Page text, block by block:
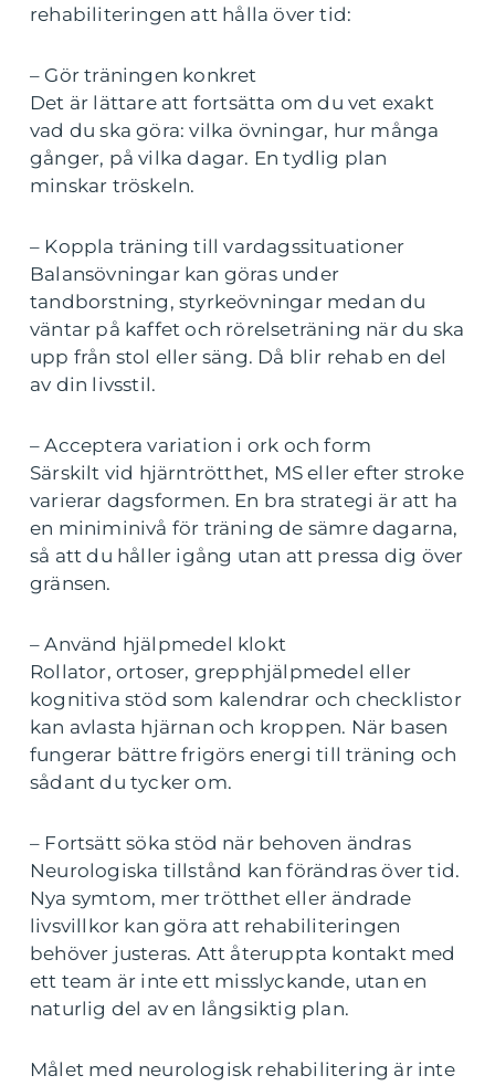
rehabiliteringen att hålla över tid:
– Gör träningen konkret
Det är lättare att fortsätta om du vet exakt
vad du ska göra: vilka övningar, hur många
gånger, på vilka dagar. En tydlig plan
minskar tröskeln.
– Koppla träning till vardagssituationer
Balansövningar kan göras under
tandborstning, styrkeövningar medan du
väntar på kaffet och rörelseträning när du ska
upp från stol eller säng. Då blir rehab en del
av din livsstil.
– Acceptera variation i ork och form
Särskilt vid hjärntrötthet, MS eller efter stroke
varierar dagsformen. En bra strategi är att ha
en miniminivå för träning de sämre dagarna,
så att du håller igång utan att pressa dig över
gränsen.
– Använd hjälpmedel klokt
Rollator, ortoser, grepphjälpmedel eller
kognitiva stöd som kalendrar och checklistor
kan avlasta hjärnan och kroppen. När basen
fungerar bättre frigörs energi till träning och
sådant du tycker om.
– Fortsätt söka stöd när behoven ändras
Neurologiska tillstånd kan förändras över tid.
Nya symtom, mer trötthet eller ändrade
livsvillkor kan göra att rehabiliteringen
behöver justeras. Att återuppta kontakt med
ett team är inte ett misslyckande, utan en
naturlig del av en långsiktig plan.
Målet med neurologisk rehabilitering är inte